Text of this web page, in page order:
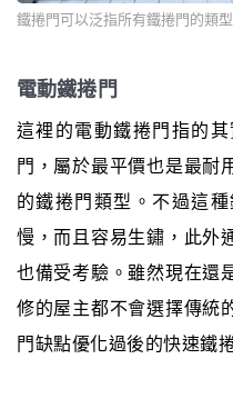
鐵捲門可以泛指所有鐵捲門的類型
電動鐵捲門
這裡的電動鐵捲門指的
門，屬於最平價也是最耐
的鐵捲門類型。不過這
慢，而且容易生鏽，此外
也備受考驗。雖然現在還
修的屋主都不會選擇傳統
門缺點優化過後的快速鐵